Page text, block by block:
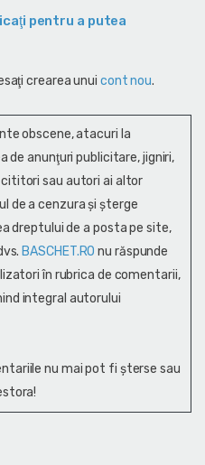
pentru a putea
crearea unui cont nou.
obscene, atacuri la
de anunţuri publicitare, jigniri,
sau autori ai altor
de a cenzura și şterge
dreptului de a posta pe site,
BASCHET.RO nu răspunde
în rubrica de comentarii,
integral autorului
nu mai pot fi șterse sau